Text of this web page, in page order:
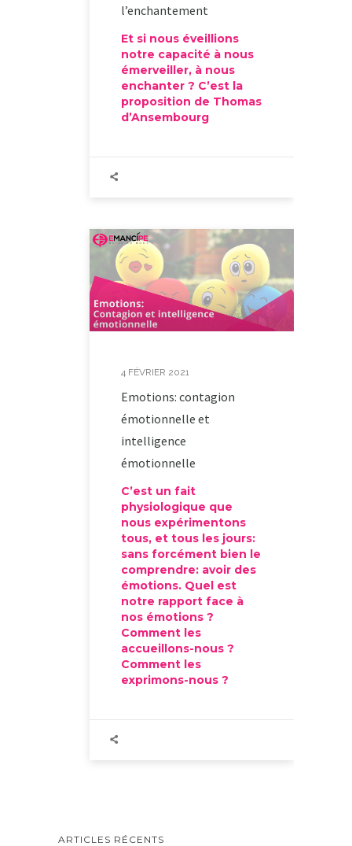
l’enchantement
Et si nous éveillions
notre capacité à nous
émerveiller, à nous
enchanter ? C’est la
proposition de Thomas
d’Ansembourg
4 FÉVRIER 2021
Emotions: contagion
émotionnelle et
intelligence
émotionnelle
C’est un fait
physiologique que
nous expérimentons
tous, et tous les jours:
sans forcément bien le
comprendre: avoir des
émotions. Quel est
notre rapport face à
nos émotions ?
Comment les
accueillons-nous ?
Comment les
exprimons-nous ?
ARTICLES RÉCENTS